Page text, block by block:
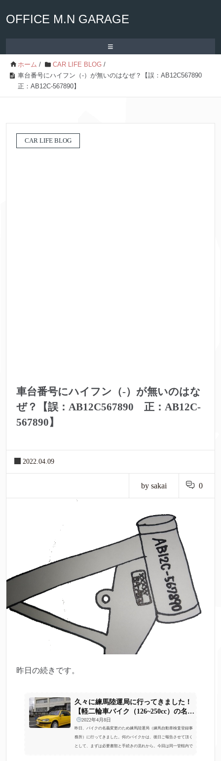
OFFICE M.N GARAGE
≡
ホーム / CAR LIFE BLOG /
車台番号にハイフン（‐）が無いのはなぜ？【誤：AB12C567890
正：AB12C‐567890】
CAR LIFE BLOG
車台番号にハイフン（‐）が無いのはな
ぜ？【誤：AB12C567890 正：AB12C‐
567890】
2022.04.09
by sakai 0
昨日の続きです。
久々に練馬陸運局に行ってきました！
【軽二輪車バイク（126~250cc）の名義
変更と必...
2022年4月8日
昨日、バイクの名義変更のため練馬陸運局（練馬自動車検査登録事
務所）に行ってきました。何のバイクかは、後日ご報告させて頂く
として、まずは必要書類と手続きの流れから。今回は同一管轄内で